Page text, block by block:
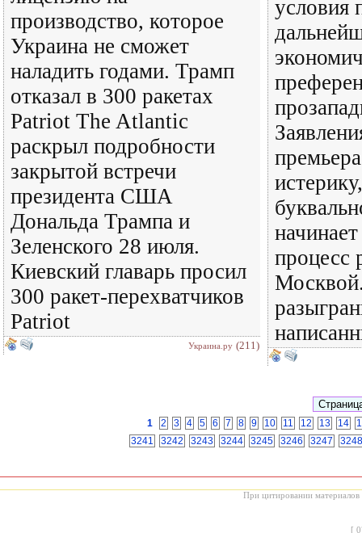
производство, которое
Украина не сможет
наладить годами. Трамп
отказал в 300 ракетах
Patriot The Atlantic
раскрыл подробности
закрытой встречи
президента США
Дональда Трампа и
Зеленского 28 июля.
Киевский главарь просил
300 ракет-перехватчиков
Patriot
Украина.ру (211)
условия
процесс
1 2 3 4 5 6 7 8 9 10 11 12 13 14
3241
3242 3243 3244 3245 3246 3247 3248
При цитировании материалов
[